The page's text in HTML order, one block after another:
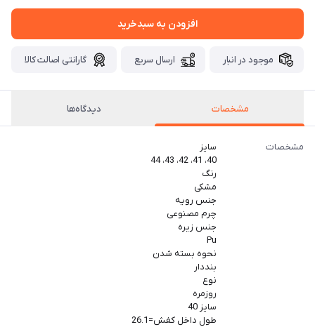
افزودن به سبدخرید
موجود در انبار ارسال سریع گارانتی اصالت کالا
مشخصات دیدگاه‌ها
مشخصات
سایز
40، 41، 42، 43، 44
رنگ
مشکی
جنس رویه
چرم مصنوعی
جنس زیره
Pu
نحوه بسته شدن
بنددار
نوع
روزمره
سایز 40
طول داخل کفش=26.1